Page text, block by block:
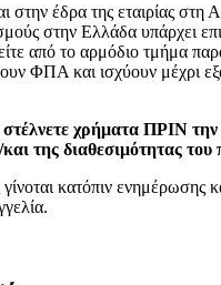
στην έδρα της εταιρίας στη
στην Ελλάδα υπάρχει
από το αρμόδιο τμήμα
ΦΠΑ και ισχύουν μέχρι
χρήματα ΠΡΙΝ την
της διαθεσιμότητας του
κατόπιν ενημέρωσης